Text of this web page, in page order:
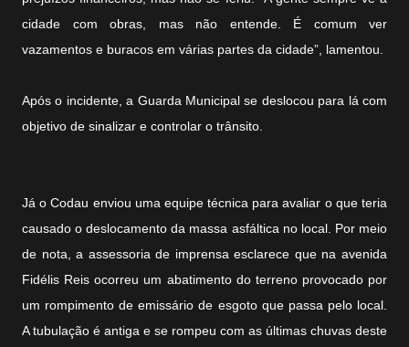
cidade com obras, mas não entende. É comum ver
vazamentos e buracos em várias partes da cidade”, lamentou.
Após o incidente, a Guarda Municipal se deslocou para lá com
objetivo de sinalizar e controlar o trânsito.
Já o Codau enviou uma equipe técnica para avaliar o que teria
causado o deslocamento da massa asfáltica no local. Por meio
de nota, a assessoria de imprensa esclarece que na avenida
Fidélis Reis ocorreu um abatimento do terreno provocado por
um rompimento de emissário de esgoto que passa pelo local.
A tubulação é antiga e se rompeu com as últimas chuvas deste